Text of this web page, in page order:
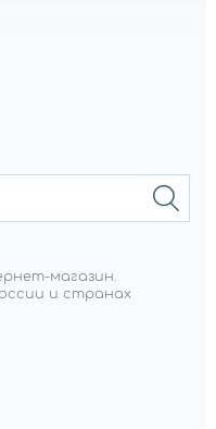
магазин.
и странах